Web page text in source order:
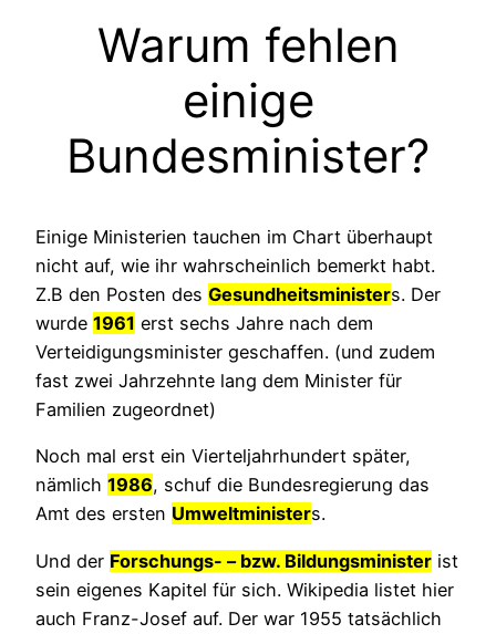
Warum fehlen
einige
Bundesminister?
Einige Ministerien tauchen im Chart überhaupt
nicht auf, wie ihr wahrscheinlich bemerkt habt.
Z.B den Posten des Gesundheitsministers. Der
wurde 1961 erst sechs Jahre nach dem
Verteidigungsminister geschaffen. (und zudem
fast zwei Jahrzehnte lang dem Minister für
Familien zugeordnet)
Noch mal erst ein Vierteljahrhundert später,
nämlich 1986, schuf die Bundesregierung das
Amt des ersten Umweltministers.
Und der Forschungs- – bzw. Bildungsminister ist
sein eigenes Kapitel für sich. Wikipedia listet hier
auch Franz-Josef auf. Der war 1955 tatsächlich